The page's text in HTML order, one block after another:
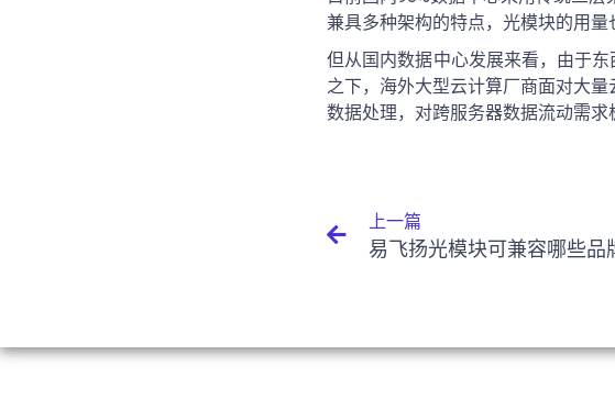
兼具多种架构的特点，光模块的用量
但从国内数据中心发展来看，由于
之下，海外大型云计算厂商面对大
数据处理，对跨服务器数据流动需求
上一篇
易飞扬光模块可兼容哪些品